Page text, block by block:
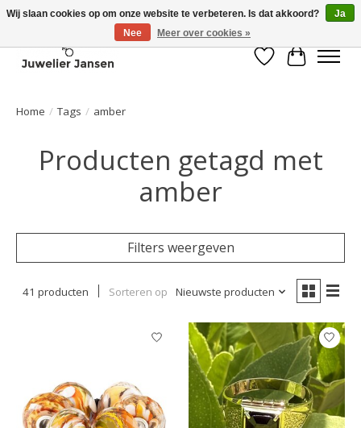
Verlanglijst
Home / Tags / amber
Producten getagd met
amber
Filters weergeven
41 producten Sorteren op Nieuwste producten
Wij slaan cookies op om onze website te verbeteren. Is dat akkoord?
Ja
Nee
Meer over cookies »